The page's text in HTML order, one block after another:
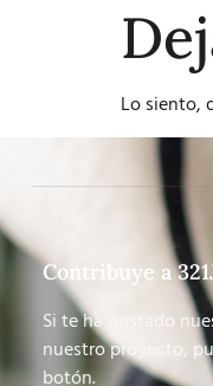
Lo siento,
Contribuye a
Si te ha gustado
nuestro proyecto,
botón.